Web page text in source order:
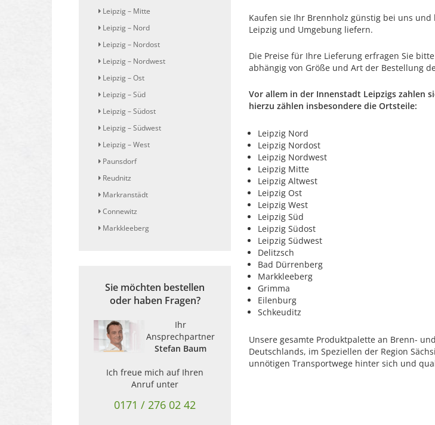
Kaufen sie Ihr Brennholz günstig bei uns
Leipzig und Umgebung liefern.
Die Preise für Ihre Lieferung erfragen Sie
abhängig von Größe und Art der Bestellung
Vor allem in der Innenstadt Leipzigs zahlen
hierzu zählen insbesondere die Ortsteile:
Leipzig Nord
Leipzig Nordost
Leipzig Nordwest
Leipzig Mitte
Leipzig Altwest
Leipzig Ost
Leipzig West
Leipzig Süd
Leipzig Südost
Leipzig Südwest
Delitzsch
Bad Dürrenberg
Markkleeberg
Grimma
Eilenburg
Schkeuditz
Unsere gesamte Produktpalette an Brenn-
Deutschlands, im Speziellen der Region
unnötigen Transportwege hinter sich und
Leipzig – Mitte
Leipzig – Nord
Leipzig – Nordost
Leipzig – Nordwest
Leipzig – Ost
Leipzig – Süd
Leipzig – Südost
Leipzig – Südwest
Leipzig – West
Paunsdorf
Reudnitz
Markranstädt
Connewitz
Markkleeberg
Sie möchten bestellen
oder haben Fragen?
Ihr
Ansprechpartner
Stefan Baum
Ich freue mich auf Ihren
Anruf unter
0171 / 276 02 42